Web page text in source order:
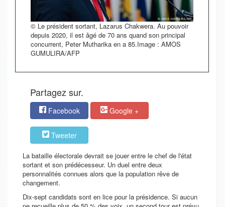
© Le président sortant, Lazarus Chakwera. Au pouvoir
depuis 2020, il est âgé de 70 ans quand son principal
concurrent, Peter Mutharika en a 85.Image : AMOS
GUMULIRA/AFP
Partagez sur.
Facebook Google +
Tweeter
La bataille électorale devrait se jouer entre le chef de l'état
sortant et son prédécesseur. Un duel entre deux
personnalités connues alors que la population rêve de
changement.
Dix-sept candidats sont en lice pour la présidence. Si aucun